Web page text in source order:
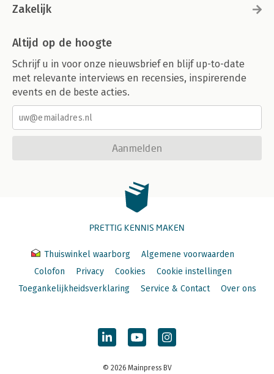
Zakelijk
Altijd op de hoogte
Schrijf u in voor onze nieuwsbrief en blijf up-to-date
met relevante interviews en recensies, inspirerende
events en de beste acties.
Aanmelden
PRETTIG KENNIS MAKEN
Thuiswinkel waarborg
Algemene voorwaarden
Colofon
Privacy Cookies
Cookie instellingen
Toegankelijkheidsverklaring
Service & Contact Over ons
© 2026 Mainpress BV